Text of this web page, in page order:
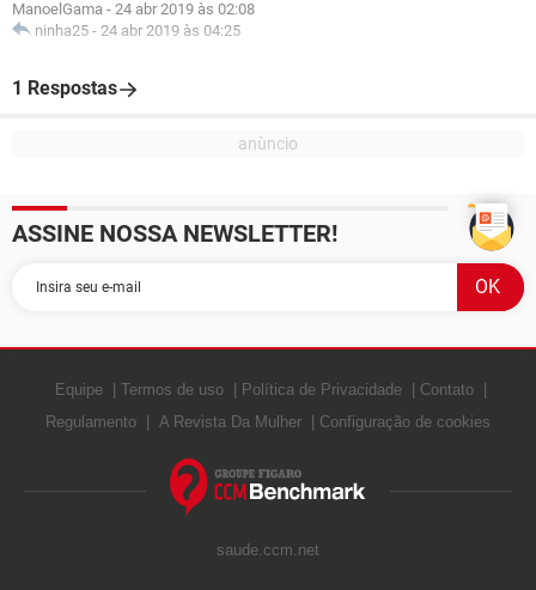
ManoelGama - 24 abr 2019 às 02:08
ninha25 - 24 abr 2019 às 04:25
1 Respostas
ASSINE NOSSA NEWSLETTER!
Equipe Termos de uso Política de Privacidade
Contato
Regulamento
A Revista Da Mulher Configuração de cookies
saude.ccm.net